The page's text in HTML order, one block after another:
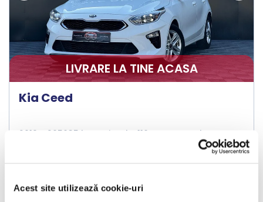
Acest site utilizează cookie-uri
LIVRARE LA TINE ACASA
Kia Ceed
2019 205635 km Diesel 116 HP Manuala